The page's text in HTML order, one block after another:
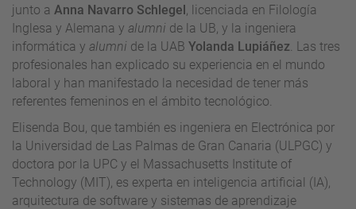
junto a Anna Navarro Schlegel , licenciada en Filología
Inglesa y Alemana y alumni de la UB, y la ingeniera
informática y alumni de la UAB Yolanda Lupiáñez . Las tres
profesionales han explicado su experiencia en el mundo
laboral y han manifestado la necesidad de tener más
referentes femeninos en el ámbito tecnológico.
Elisenda Bou, que también es ingeniera en Electrónica por
la Universidad de Las Palmas de Gran Canaria (ULPGC) y
doctora por la UPC y el Massachusetts Institute of
Technology (MIT), es experta en inteligencia artificial (IA),
arquitectura de software y sistemas de aprendizaje